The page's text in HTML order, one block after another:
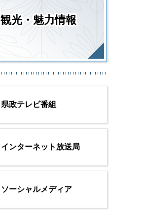
観光・魅力情報
県政テレビ番組
インターネット放送局
ソーシャルメディア